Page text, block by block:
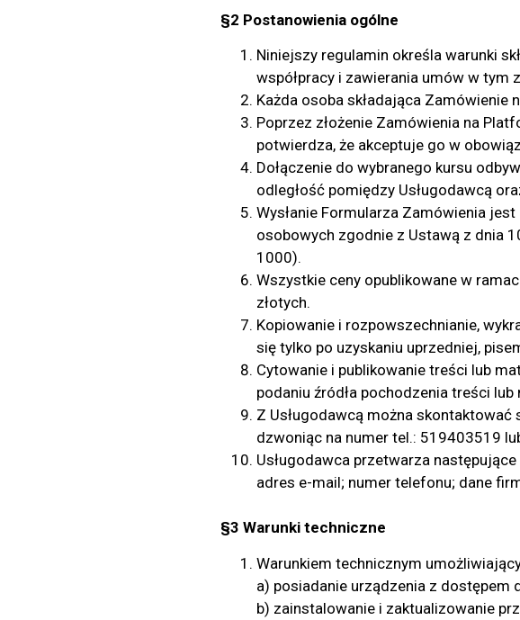
§2 Postanowienia ogólne
Niniejszy regulamin określa warunki
współpracy i zawierania umów w tym
Każda osoba składająca
Poprzez złożenie Zamówienia na
potwierdza, że akceptuje go w
Dołączenie do wybranego kursu
odległość pomiędzy Usługodawcą
Wysłanie Formularza Zamówienia
osobowych zgodnie z Ustawą z dnia
1000).
Wszystkie ceny opublikowane w
złotych.
Kopiowanie i rozpowszechnianie,
się tylko po uzyskaniu uprzedniej,
Cytowanie i publikowanie treści lub
podaniu źródła pochodzenia treści lub
Z Usługodawcą można
dzwoniąc na numer tel.: 519403519
Usługodawca przetwarza
adres e-mail; numer telefonu; dane
§3 Warunki techniczne
Warunkiem technicznym
a) posiadanie urządzenia z dostępem
b) zainstalowanie i zaktualizowanie